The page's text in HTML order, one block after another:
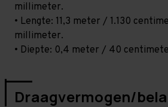
millimeter.
• Lengte: 11,3 meter / 1.130
millimeter.
• Diepte: 0,4 meter / 40
Draagvermogen/